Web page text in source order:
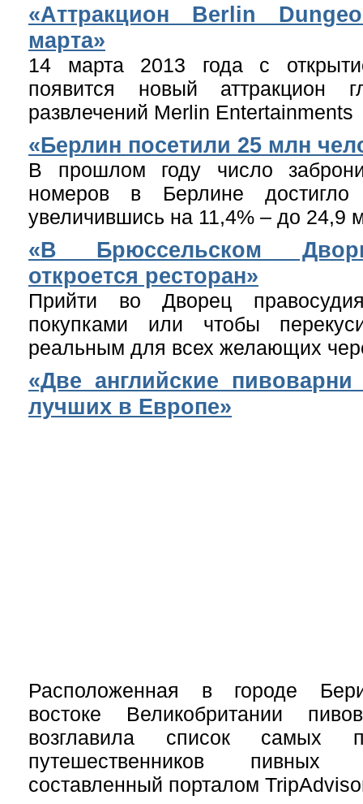
«Аттракцион Berlin
марта»
14 марта 2013 года с
появится новый аттракцион
развлечений Merlin Entertainments
«Берлин посетили 25 млн
В прошлом году число
номеров в Берлине достигло
увеличившись на 11,4% – до 24,9
«В Брюссельском
откроется ресторан»
Прийти во Дворец
покупками или чтобы
реальным для всех желающих
«Две английские
лучших в Европе»
Расположенная в городе
востоке Великобритании
возглавила список самых
путешественников
составленный порталом